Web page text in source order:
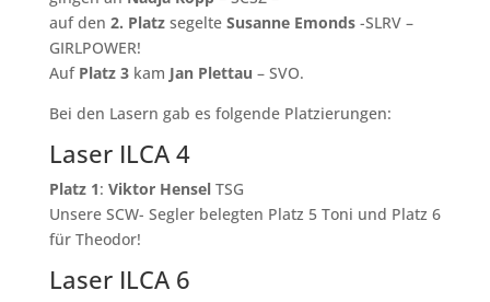
auf den 2. Platzsegelte Susanne Emonds-SLRV –
GIRLPOWER!
Auf Platz 3kam Jan Plettau – SVO.
Bei den Lasern gab es folgende Platzierungen:
Laser ILCA 4
Platz 1: Viktor HenselTSG
Unsere SCW- Segler belegten Platz 5 Toni und Platz 6
für Theodor!
Laser ILCA 6